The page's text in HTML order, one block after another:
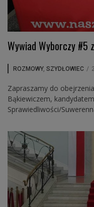
Wywiad Wyborczy #5
ROZMOWY, SZYDŁOWIEC /
Zapraszamy do
Bąkiewiczem,
Sprawiedliwości/